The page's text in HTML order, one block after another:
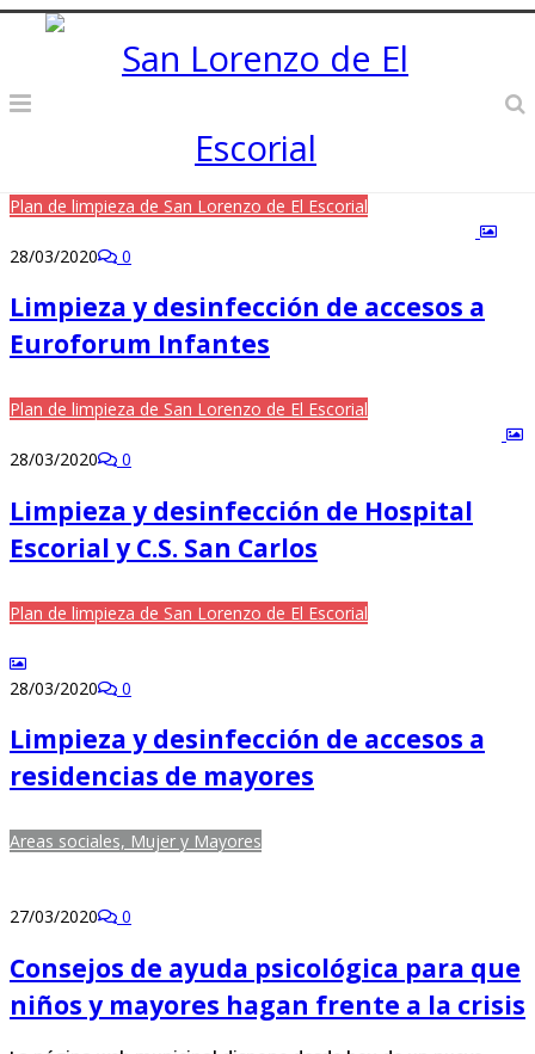
Plan de limpieza de San Lorenzo de El Escorial
28/03/2020 0
Limpieza y desinfección de accesos a
Euroforum Infantes
Plan de limpieza de San Lorenzo de El Escorial
28/03/2020 0
Limpieza y desinfección de Hospital
Escorial y C.S. San Carlos
Plan de limpieza de San Lorenzo de El Escorial
28/03/2020 0
Limpieza y desinfección de accesos a
residencias de mayores
Areas sociales, Mujer y Mayores
27/03/2020 0
Consejos de ayuda psicológica para que
niños y mayores hagan frente a la crisis